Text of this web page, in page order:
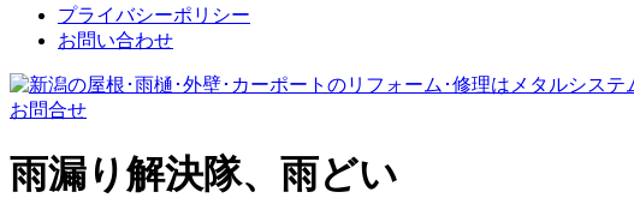
プライバシーポリシー
お問い合わせ
お問合せ
雨漏り解決隊、雨どい